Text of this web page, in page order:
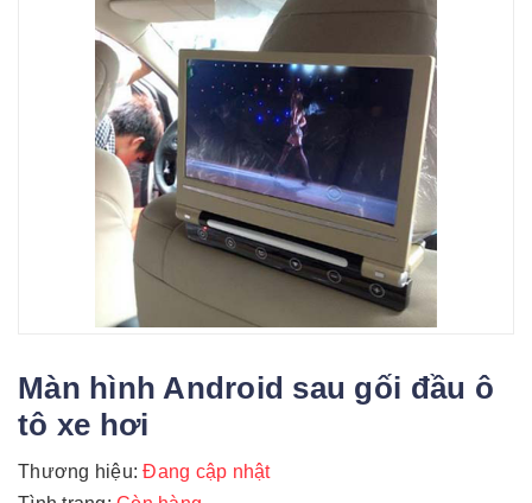
Màn hình Android sau gối đầu ô
tô xe hơi
Thương hiệu: Đang cập nhật